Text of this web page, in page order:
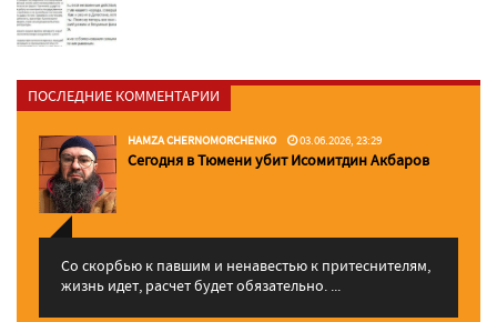
ПОСЛЕДНИЕ КОММЕНТАРИИ
HAMZA CHERNOMORCHENKO 03.06.2026, 23:29
Сегодня в Тюмени убит Исомитдин Акбаров
Со скорбью к павшим и ненавестью к притеснителям,
жизнь идет, расчет будет обязательно. ...